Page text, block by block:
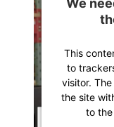
This
to
visitor.
the site
to the